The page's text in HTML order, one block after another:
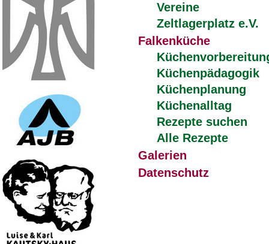
Vereine
Zeltlagerplatz e.V.
Falkenküche
Küchenpädagogik
Küchenplanung
Küchenalltag
Rezepte suchen
Alle Rezepte
Galerien
Datenschutz